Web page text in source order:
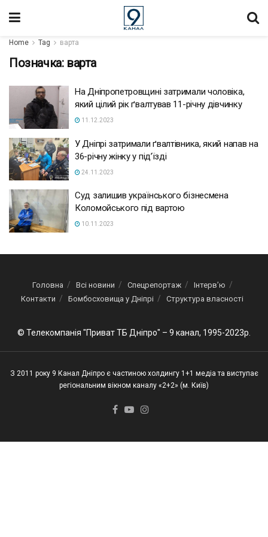
Home Tag варта
Позначка: варта
На Дніпропетровщині затримали чоловіка,
який цілий рік ґвалтував 11-річну дівчинку
11.12.2023
У Дніпрі затримали ґвалтівника, який напав на
36-річну жінку у під’їзді
24.11.2023
Суд залишив українського бізнесмена
Коломойського під вартою
10.11.2023
Головна Всі новини Спецрепортаж
Інтерв’ю
Контакти
Бомбосховища у Дніпрі Структура власності
© Телекомпанія "Приват ТБ Дніпро" – 9 канал, 1995-2023р.
З 2011 року 9 Канал Дніпро є частиною холдингу 1+1 медіа та виступає
регіональним вікном каналу «2+2» (м. Київ)